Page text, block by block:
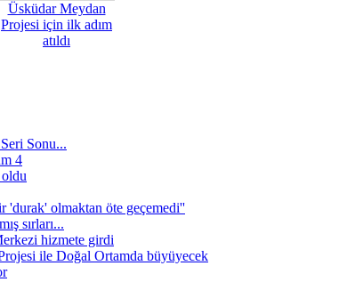
Üsküdar Meydan
Projesi için ilk adım
atıldı
Sonu...
4
'durak' olmaktan öte geçemedi''
sırları...
hizmete girdi
ile Doğal Ortamda büyüyecek